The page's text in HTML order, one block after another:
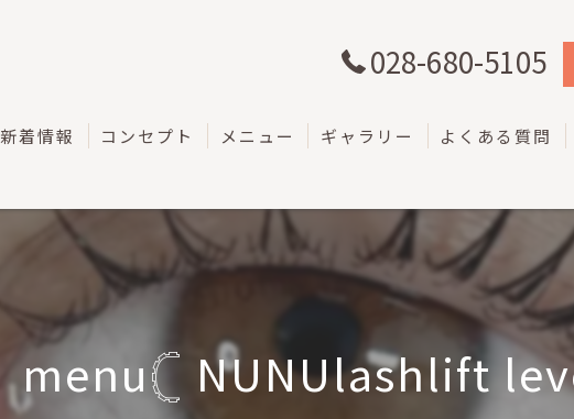
028-680-5105
新着情報 コンセプト メニュー ギャラリー よくある質問
menu𓊆 NUNUlashlift